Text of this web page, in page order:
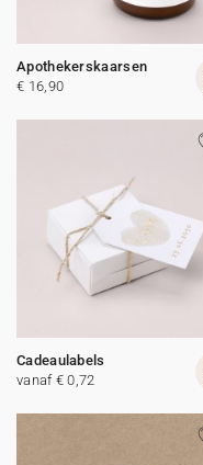
Apothekerskaarsen
€ 16,90
Cadeaulabels
vanaf € 0,72